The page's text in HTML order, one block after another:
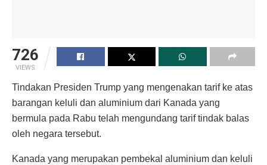
726
VIEWS
Tindakan Presiden Trump yang mengenakan tarif ke atas
barangan keluli dan aluminium dari Kanada yang
bermula pada Rabu telah mengundang tarif tindak balas
oleh negara tersebut.
Kanada yang merupakan pembekal aluminium dan keluli